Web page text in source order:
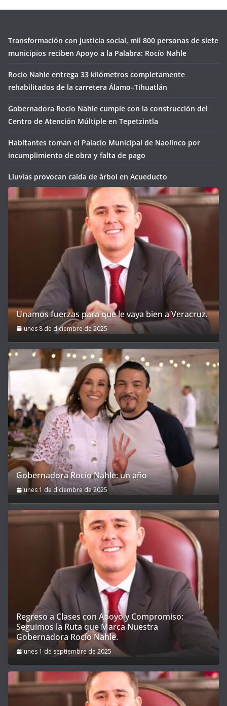
Transformación con justicia social, mil 800 personas de siete
municipios reciben Apoyo a la Palabra: Rocío Nahle
Rocío Nahle entrega 33 kilómetros completamente
rehabilitados de la carretera Álamo–Tihuatlán
Gobernadora Rocío Nahle cumple con la construcción del
Centro de Atención Múltiple en Tepetzintla
Habitantes toman el Palacio Municipal de Naolinco por
incumplimiento de obra y falta de pago
Lluvias provocan caída de árbol en Acueducto
Unamos fuerzas para que le vaya bien a Veracruz.
lunes 8 de diciembre de 2025
Gobernadora Rocío Nahle: un año
lunes 1 de diciembre de 2025
Regreso a Clases con Apoyo y Compromiso:
Seguimos la Ruta que Marca Nuestra
Gobernadora Rocío Nahle.
lunes 1 de septiembre de 2025